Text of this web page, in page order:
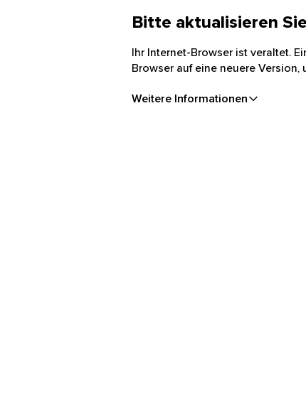
Bitte aktualisieren
Ihr Internet-Browser ist veraltet.
Browser auf eine neuere
Weitere Informationen